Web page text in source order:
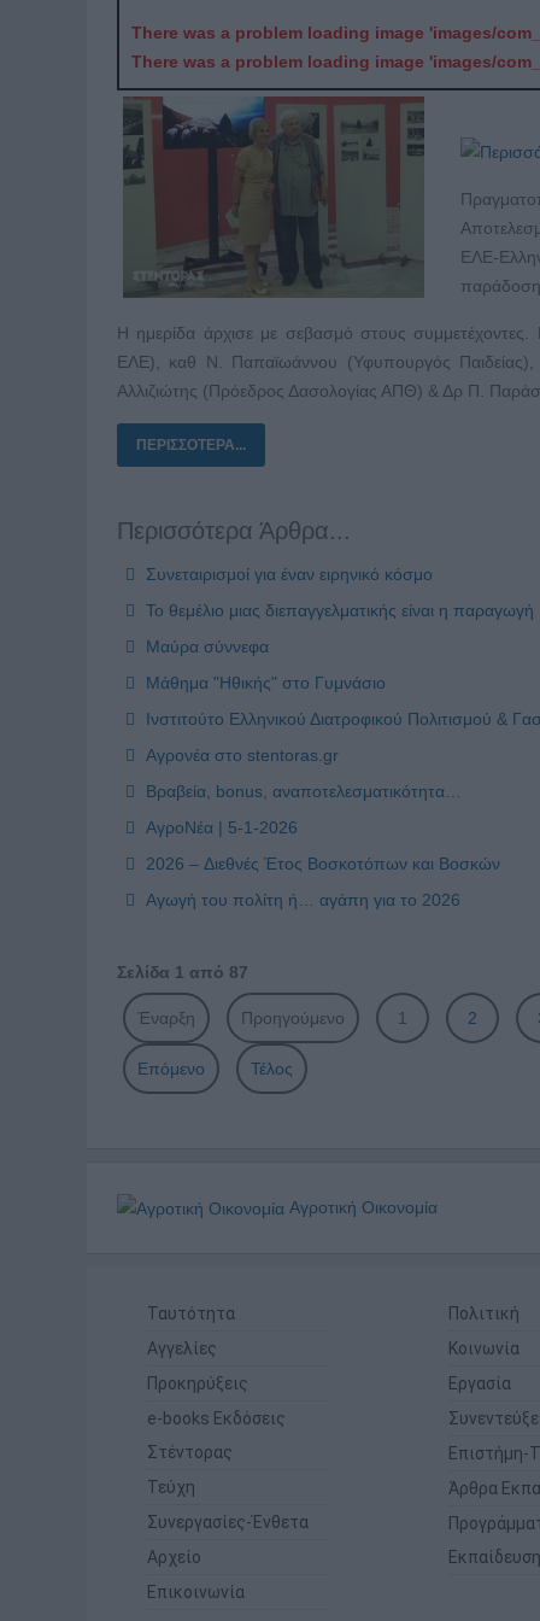
There was a problem loading image 'images/
There was a problem loading image 'images/
ΕΛΕ-
παράδοση
Η ημερίδα άρχισε με σεβασμό στους
ΕΛΕ), καθ Ν. Παπαϊωάννου (Υφυπουργός
Αλλιζιώτης (Πρόεδρος Δασολογίας ΑΠΘ) & Δρ Π.
ΠΕΡΙΣΣΌΤΕΡΑ...
Περισσότερα Άρθρα...
Συνεταιρισμοί για έναν ειρηνικό κόσμο
Το θεμέλιο μιας διεπαγγελματικής είναι η παραγωγή
Μαύρα σύννεφα
Μάθημα "Ηθικής" στο Γυμνάσιο
Ινστιτούτο Ελληνικού Διατροφικού Πολιτισμού &
Αγρονέα στο stentoras.gr
Βραβεία, bonus, αναποτελεσματικότητα…
ΑγροΝέα | 5-1-2026
2026 – Διεθνές Έτος Βοσκοτόπων και Βοσκών
Αγωγή του πολίτη ή… αγάπη για το 2026
Σελίδα 1 από 87
Έναρξη Προηγούμενο 1 2
Επόμενο Τέλος
Αγροτική Οικονομία
Ταυτότητα
Αγγελίες
Προκηρύξεις
e-books Εκδόσεις
Στέντορας
Τεύχη
Συνεργασίες-Ένθετα
Αρχείο
Επικοινωνία
Πολιτική
Κοινωνία
Εργασία
Επιστήμη-
Άρθρα